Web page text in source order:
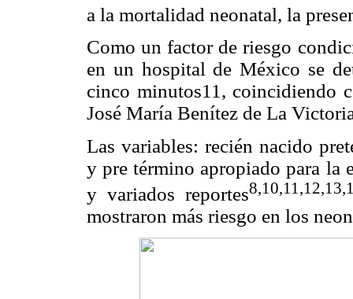
a la mortalidad neonatal, la
Como un factor de riesgo
en un hospital de México se
cinco minutos11, coincidiendo
José María Benítez de La
Las variables: recién nacido
y pre término apropiado para la
y variados reportes
mostraron más riesgo en los